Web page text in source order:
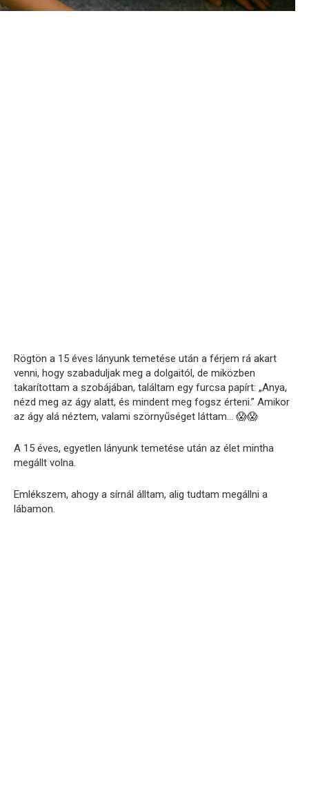
Rögtön a 15 éves lányunk temetése után a férjem rá akart
venni, hogy szabaduljak meg a dolgaitól, de miközben
takarítottam a szobájában, találtam egy furcsa papírt: „Anya,
nézd meg az ágy alatt, és mindent meg fogsz érteni.” Amikor
az ágy alá néztem, valami szörnyűséget láttam… 😱😱
A 15 éves, egyetlen lányunk temetése után az élet mintha
megállt volna.
Emlékszem, ahogy a sírnál álltam, alig tudtam megállni a
lábamon.